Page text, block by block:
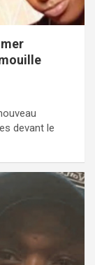
devant le